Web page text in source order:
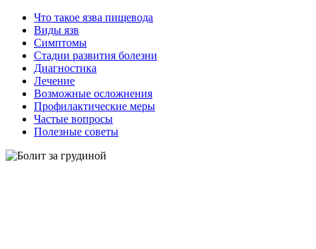
Что такое язва пищевода
Виды язв
Симптомы
Стадии развития болезни
Диагностика
Лечение
Возможные осложнения
Профилактические меры
Частые вопросы
Полезные советы